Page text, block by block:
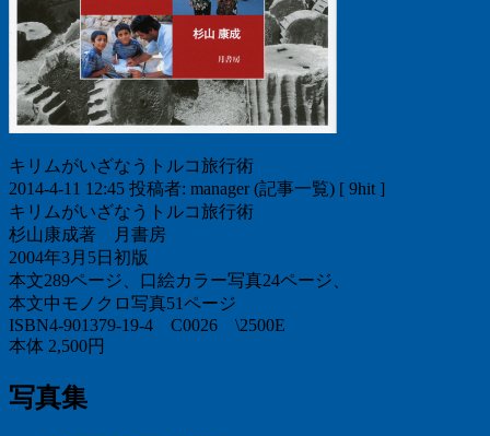
キリムがいざなうトルコ旅行術
2014-4-11 12:45 投稿者: manager (記事一覧) [ 9hit ]
キリムがいざなうトルコ旅行術
杉山康成著 月書房
2004年3月5日初版
本文289ページ、口絵カラー写真24ページ、
本文中モノクロ写真51ページ
ISBN4-901379-19-4 C0026 \2500E
本体 2,500円
写真集